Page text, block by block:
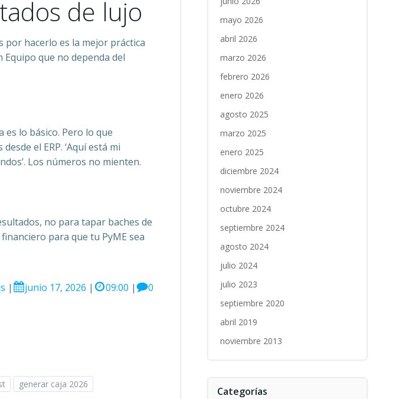
de lujo
por hacerlo es la mejor práctica
Equipo que no dependa del
lo básico. Pero lo que
el ERP. ‘Aquí está mi
Los números no mienten.
no para tapar baches de
para que tu PyME sea
| junio 17, 2026 | 09:00 | 0
generar caja 2026
mayo 2026
abril 2026
marzo 2026
febrero 2026
enero 2026
agosto 2025
marzo 2025
enero 2025
diciembre 2024
noviembre 2024
octubre 2024
septiembre 2024
agosto 2024
julio 2024
julio 2023
septiembre 2020
abril 2019
noviembre 2013
Categorías